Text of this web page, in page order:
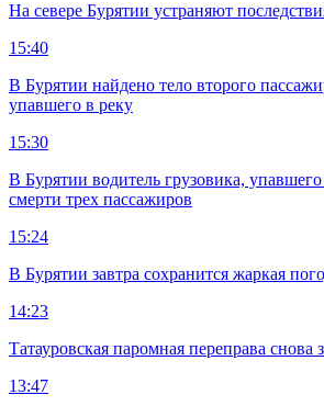
На севере Бурятии устраняют
15:40
В Бурятии найдено тело второго
упавшего в реку
15:30
В Бурятии водитель грузовика, упавшего
смерти трех пассажиров
15:24
В Бурятии завтра сохранится жаркая
14:23
Татауровская паромная переправа снова
13:47